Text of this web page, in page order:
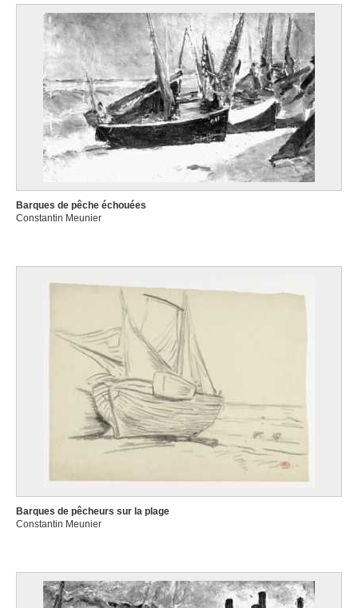
Barques de pêche échouées
Constantin Meunier
Barques de pêcheurs sur la plage
Constantin Meunier